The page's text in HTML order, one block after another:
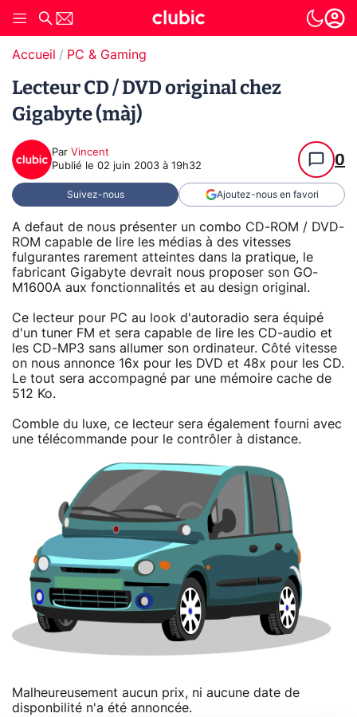
Accueil PC & Gaming
Lecteur CD / DVD original chez
Gigabyte (màj)
Par Vincent
Publié le 02 juin 2003 à 19h32 0
Suivez-nous Ajoutez-nous en favori
A defaut de nous présenter un combo CD-ROM / DVD-
ROM capable de lire les médias à des vitesses
fulgurantes rarement atteintes dans la pratique, le
fabricant Gigabyte devrait nous proposer son GO-
M1600A aux fonctionnalités et au design original.
Ce lecteur pour PC au look d'autoradio sera équipé
d'un tuner FM et sera capable de lire les CD-audio et
les CD-MP3 sans allumer son ordinateur. Côté vitesse
on nous annonce 16x pour les DVD et 48x pour les CD.
Le tout sera accompagné par une mémoire cache de
512 Ko.
Comble du luxe, ce lecteur sera également fourni avec
une télécommande pour le contrôler à distance.
Malheureusement aucun prix, ni aucune date de
disponbilité n'a été annoncée.